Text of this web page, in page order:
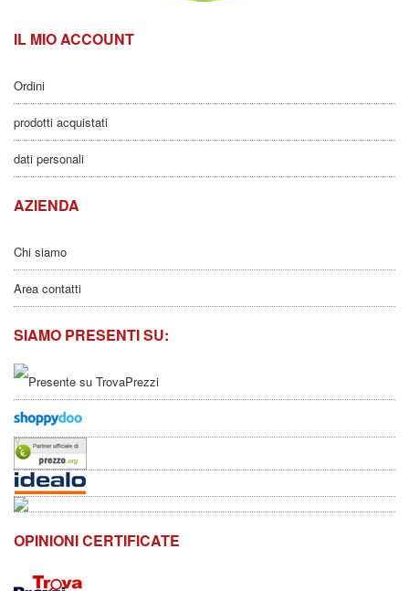
IL MIO ACCOUNT
Ordini
prodotti acquistati
dati personali
AZIENDA
Chi siamo
Area contatti
SIAMO PRESENTI SU:
OPINIONI CERTIFICATE